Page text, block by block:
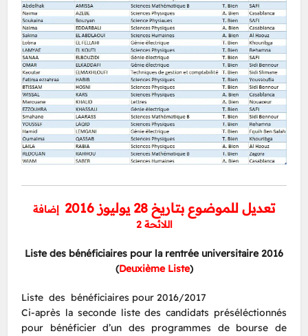
تعديل للموضوع بتاريخ 28 يوليوز 2016
إضافة
اللائحة 2
Liste des bénéficiaires pour la rentrée universitaire 2016
(Deuxième Liste)
Liste des bénéficiaires pour 2016/2017
Ci-après la seconde liste des candidats préséléctionnés
pour bénéficier d’un des programmes de bourse de